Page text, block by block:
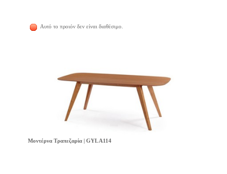
Αυτό το προιόν δεν είναι διαθέσιμο.
Μοντέρνα Τραπεζαρία | GYL A114